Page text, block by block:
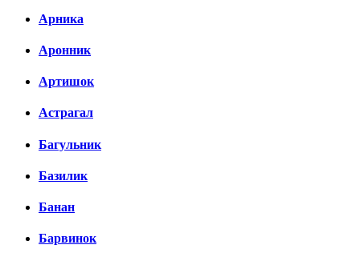
Арника
Аронник
Артишок
Астрагал
Багульник
Базилик
Банан
Барвинок